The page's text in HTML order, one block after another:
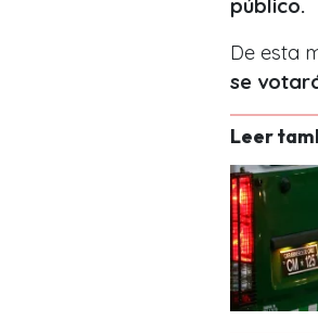
público.
De esta
se
Leer